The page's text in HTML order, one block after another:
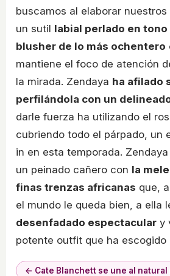
buscamos al elaborar
un sutil labial perlado en
blusher de lo más ochentero
mantiene el foco de atención
la mirada. Zendaya ha afilado
perfilándola con un
darle fuerza ha utilizando el
cubriendo todo el párpado, un
in en esta temporada.
un peinado cañero con la
finas trenzas africanas que,
el mundo le queda bien, a ella
desenfadado espectacular y
potente outfit que ha escogido
← Cate Blanchett se une al natural